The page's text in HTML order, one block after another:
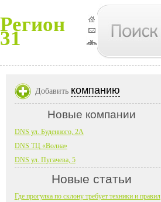
Регион
31
Добавить компанию
Новые компании
DNS ул. Буденного, 2А
DNS ТЦ «Волна»
DNS ул. Пугачева, 5
Новые статьи
Где прогулка по склону требует техники и правил